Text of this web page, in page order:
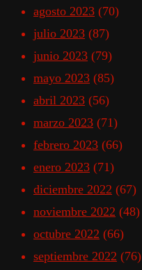
agosto 2023 (70)
julio 2023 (87)
junio 2023 (79)
mayo 2023 (85)
abril 2023 (56)
marzo 2023 (71)
febrero 2023 (66)
enero 2023 (71)
diciembre 2022 (67)
noviembre 2022 (48)
octubre 2022 (66)
septiembre 2022 (76)